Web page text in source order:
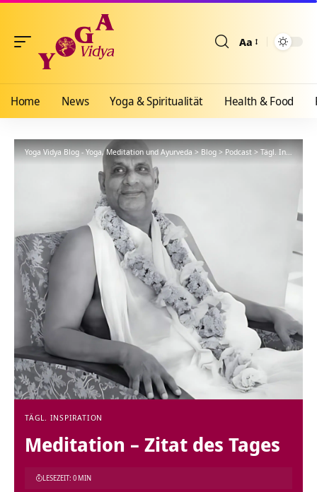
Aa
Home News Yoga & Spiritualität Health & Food
Yoga Vidya Blog - Yoga, Meditation und Ayurveda>Blog>Podcast>Tägl. Inspiration
TÄGL. INSPIRATION
Meditation – Zitat des Tages
LESEZEIT: 0 MIN